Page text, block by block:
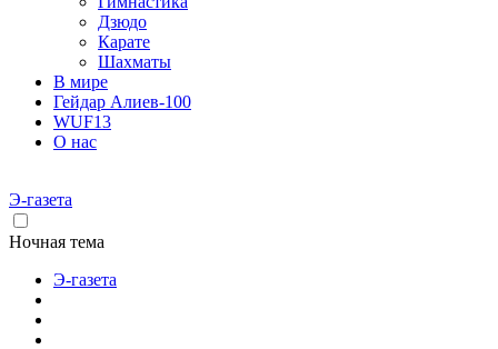
Дзюдо
Карате
Шахматы
В мире
Гейдар Алиев-100
WUF13
О нас
Э-газета
Ночная тема
Э-газета